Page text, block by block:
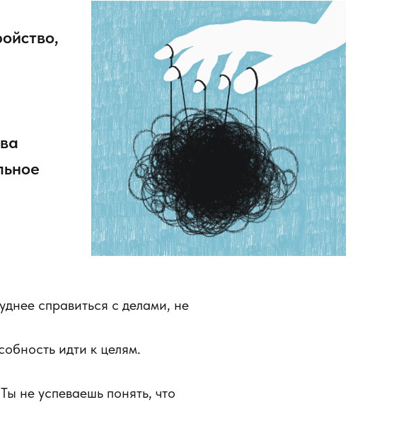
справиться с делами, не
идти к целям.
не успеваешь понять, что